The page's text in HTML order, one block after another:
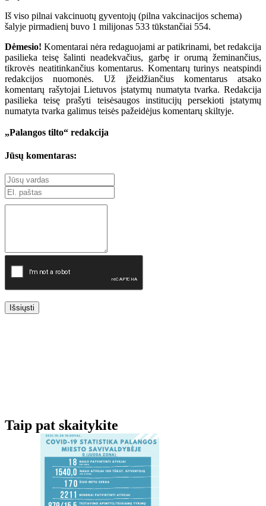
Iš viso pilnai vakcinuotų gyventojų (pilna vakcinacijos schema)
šalyje pirmadienį buvo 1 milijonas 533 tūkstančiai 554.
Dėmesio! Komentarai nėra redaguojami ar patikrinami, bet redakcija
pasilieka teisę šalinti neadekvačius, garbę ir orumą žeminančius,
tikrovės neatitinkančius komentarus. Komentarų turinys neatspindi
redakcijos nuomonės. Už įžeidžiančius komentarus atsako
komentarų rašytojai Lietuvos įstatymų numatyta tvarka. Redakcija
pasilieka teisę prašyti teisėsaugos institucijų persekioti įstatymų
numatyta tvarka galimus teisės pažeidėjus komentarų skiltyje.
„Palangos tilto“ redakcija
Jūsų komentaras:
Išsiųsti
Taip pat skaitykite